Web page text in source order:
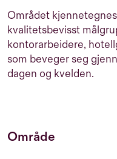
Området
kvalitetsbevisst
kontorarbeidere,
som beveger seg
dagen og kvelden.
Område